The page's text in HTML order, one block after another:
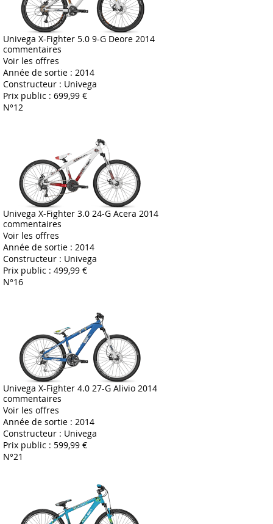
Univega X-Fighter 5.0 9-G Deore 2014
commentaires
Voir les offres
Année de sortie : 2014
Constructeur : Univega
Prix public : 699,99 €
N°12
Univega X-Fighter 3.0 24-G Acera 2014
commentaires
Voir les offres
Année de sortie : 2014
Constructeur : Univega
Prix public : 499,99 €
N°16
Univega X-Fighter 4.0 27-G Alivio 2014
commentaires
Voir les offres
Année de sortie : 2014
Constructeur : Univega
Prix public : 599,99 €
N°21